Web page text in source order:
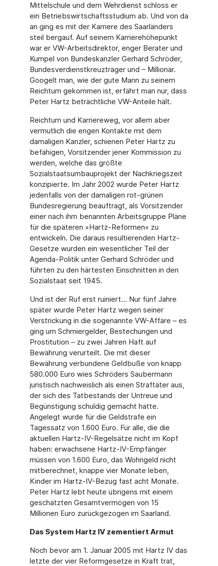
Mittelschule und dem Wehrdienst schloss er
ein Betriebswirtschaftsstudium ab. Und von da
an ging es mit der Karriere des Saarländers
steil bergauf. Auf seinem Karrierehöhepunkt
war er VW-Arbeitsdirektor, enger Berater und
Kumpel von Bundeskanzler Gerhard Schröder,
Bundesverdienstkreuzträger und – Millionär.
Googelt man, wie der gute Mann zu seinem
Reichtum gekommen ist, erfährt man nur, dass
Peter Hartz beträchtliche VW-Anteile hält.
Reichtum und Karriereweg, vor allem aber
vermutlich die engen Kontakte mit dem
damaligen Kanzler, schienen Peter Hartz zu
befähigen, Vorsitzender jener Kommission zu
werden, welche das größte
Sozialstaatsumbauprojekt der Nachkriegszeit
konzipierte. Im Jahr 2002 wurde Peter Hartz
jedenfalls von der damaligen rot-grünen
Bundesregierung beauftragt, als Vorsitzender
einer nach ihm benannten Arbeitsgruppe Pläne
für die späteren »Hartz-Reformen« zu
entwickeln. Die daraus resultierenden Hartz-
Gesetze wurden ein wesentlicher Teil der
Agenda-Politik unter Gerhard Schröder und
führten zu den härtesten Einschnitten in den
Sozialstaat seit 1945.
Und ist der Ruf erst ruiniert… Nur fünf Jahre
später wurde Peter Hartz wegen seiner
Verstrickung in die sogenannte VW-Affäre – es
ging um Schmiergelder, Bestechungen und
Prostitution – zu zwei Jahren Haft auf
Bewährung verurteilt. Die mit dieser
Bewährung verbundene Geldbuße von knapp
580.000 Euro wies Schröders Saubermann
juristisch nachweislich als einen Straftäter aus,
der sich des Tatbestands der Untreue und
Begünstigung schuldig gemacht hatte.
Angelegt wurde für die Geldstrafe ein
Tagessatz von 1.600 Euro. Für alle, die die
aktuellen Hartz-IV-Regelsätze nicht im Kopf
haben: erwachsene Hartz-IV-Empfänger
müssen von 1.600 Euro, das Wohngeld nicht
mitberechnet, knappe vier Monate leben,
Kinder im Hartz-IV-Bezug fast acht Monate.
Peter Hartz lebt heute übrigens mit einem
geschätzten Gesamtvermögen von 15
Millionen Euro zurückgezogen im Saarland.
Das System Hartz IV zementiert Armut
Noch bevor am 1. Januar 2005 mit Hartz IV das
letzte der vier Reformgesetze in Kraft trat,